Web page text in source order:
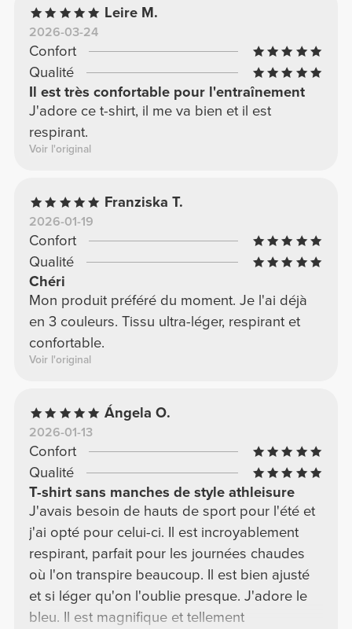
Leire M.
2026-03-24
Confort
Qualité
Il est très confortable pour l'entraînement
J'adore ce t-shirt, il me va bien et il est
respirant.
Voir l'original
Franziska T.
2026-01-19
Confort
Qualité
Chéri
Mon produit préféré du moment. Je l'ai déjà
en 3 couleurs. Tissu ultra-léger, respirant et
confortable.
Voir l'original
Ángela O.
2026-01-13
Confort
Qualité
T-shirt sans manches de style athleisure
J'avais besoin de hauts de sport pour l'été et
j'ai opté pour celui-ci. Il est incroyablement
respirant, parfait pour les journées chaudes
où l'on transpire beaucoup. Il est bien ajusté
et si léger qu'on l'oublie presque. J'adore le
bleu. Il est magnifique et tellement